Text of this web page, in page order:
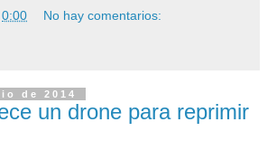
0:00 No hay comentarios:
de 2014
un drone para reprimir